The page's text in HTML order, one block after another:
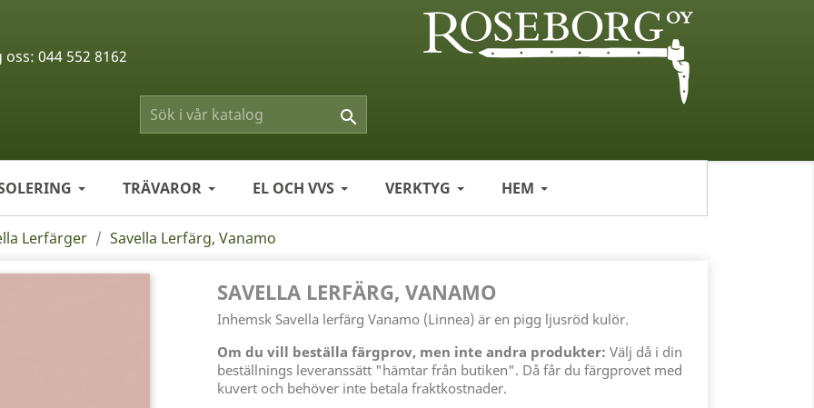

TRÄVAROR EL OCH VVS VERKTYG HEM
oss: 044 552 8162
Lerfärger Savella Lerfärg, Vanamo
SAVELLA LERFÄRG, VANAMO
Inhemsk Savella lerfärg Vanamo (Linnea) är en pigg ljusröd kulör.
Om du vill beställa färgprov, men inte andra produkter: Välj då i din
beställnings leveranssätt "hämtar från butiken". Då får du färgprovet med
kuvert och behöver inte betala fraktkostnader.